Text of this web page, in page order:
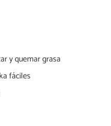
y quemar grasa
fáciles